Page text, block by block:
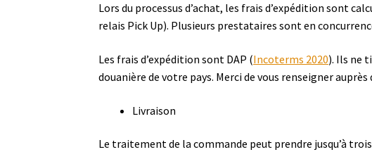
Lors du processus d’achat, les frais d’expédition sont
relais Pick Up). Plusieurs prestataires sont en
Les frais d’expédition sont DAP (Incoterms 2020). Ils ne
douanière de votre pays. Merci de vous renseigner
Livraison
Le traitement de la commande peut prendre jusqu’à